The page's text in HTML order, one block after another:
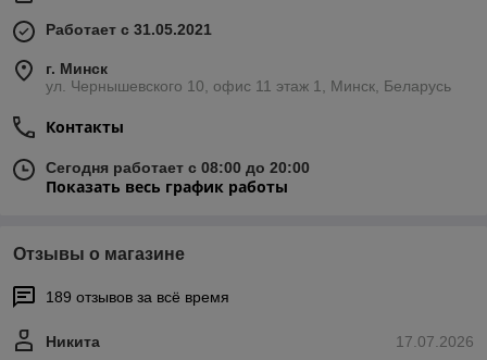
Работает с 31.05.2021
г. Минск
ул. Чернышевского 10, офис 11 этаж 1, Минск, Беларусь
Контакты
Сегодня работает с 08:00 до 20:00
Показать весь график работы
Отзывы о магазине
189 отзывов за всё время
17.07.2026
Никита